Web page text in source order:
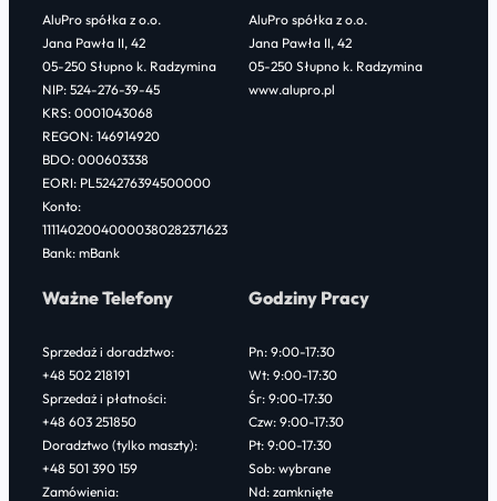
AluPro spółka z o.o.
Jana Pawła II, 42
05-250 Słupno k. Radzymina
NIP: 524-276-39-45
KRS: 0001043068
REGON: 146914920
BDO: 000603338
EORI: PL524276394500000
Konto:
11114020040000380282371623
Bank: mBank
AluPro spółka z o.o.
Jana Pawła II, 42
05-250 Słupno k. Radzymina
www.alupro.pl
Ważne Telefony
Sprzedaż i doradztwo:
+48 502 218191
Sprzedaż i płatności:
+48 603 251850
Doradztwo (tylko maszty):
+48 501 390 159
Zamówienia:
Godziny Pracy
Pn: 9:00-17:30
Wt: 9:00-17:30
Śr: 9:00-17:30
Czw: 9:00-17:30
Pt: 9:00-17:30
Sob: wybrane
Nd: zamknięte